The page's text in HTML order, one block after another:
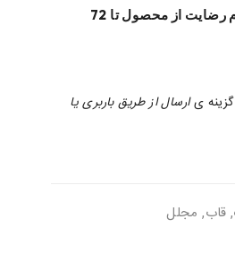
ضمانت بازگشت وجه بی قید و شرط ، در صورت عدم رضایت از محصول تا 72
گزینه یارسال از طریق باربری یا
, قاب, مجلل